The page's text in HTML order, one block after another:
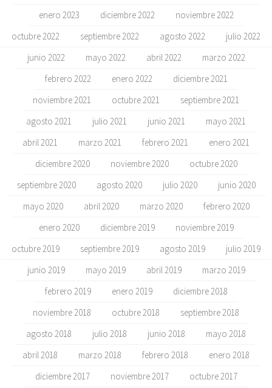
enero 2023
diciembre 2022
noviembre 2022
octubre 2022
septiembre 2022 agosto 2022
julio 2022
junio 2022
mayo 2022 abril 2022
marzo 2022
febrero 2022
enero 2022
diciembre 2021
noviembre 2021
octubre 2021
septiembre 2021
agosto 2021
julio 2021 junio 2021
mayo 2021
abril 2021
marzo 2021 febrero 2021
enero 2021
diciembre 2020
noviembre 2020
octubre 2020
septiembre 2020
agosto 2020 julio 2020
junio 2020
mayo 2020
abril 2020 marzo 2020
febrero 2020
enero 2020
diciembre 2019
noviembre 2019
octubre 2019
septiembre 2019 agosto 2019
julio 2019
junio 2019
mayo 2019 abril 2019
marzo 2019
febrero 2019
enero 2019
diciembre 2018
noviembre 2018
octubre 2018
septiembre 2018
agosto 2018
julio 2018 junio 2018
mayo 2018
abril 2018
marzo 2018 febrero 2018
enero 2018
diciembre 2017
noviembre 2017 octubre 2017